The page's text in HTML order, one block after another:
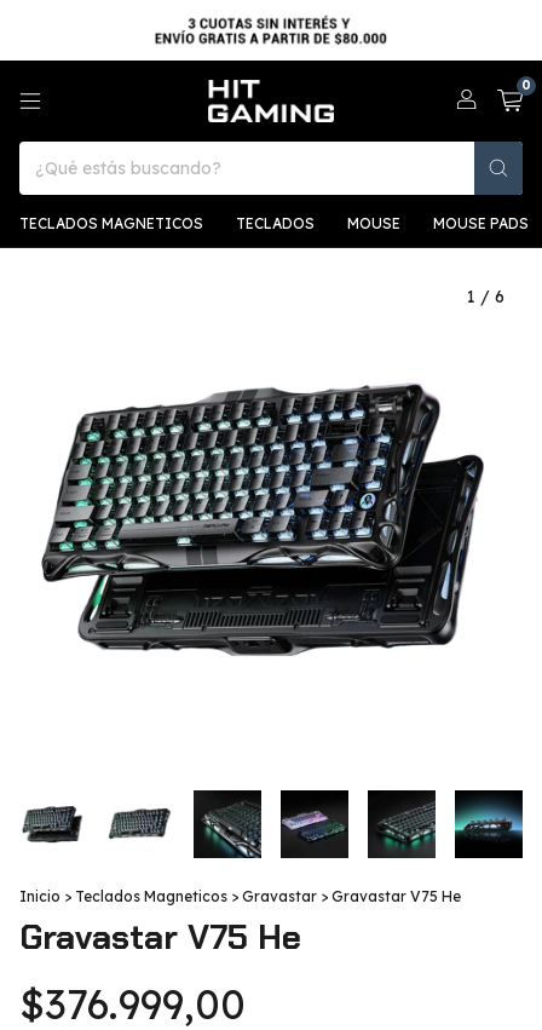
0
TECLADOS MAGNETICOS TECLADOS MOUSE MOUSE PADS
1 / 6
Inicio > Teclados Magneticos > Gravastar > Gravastar V75 He
Gravastar V75 He
$376.999,00